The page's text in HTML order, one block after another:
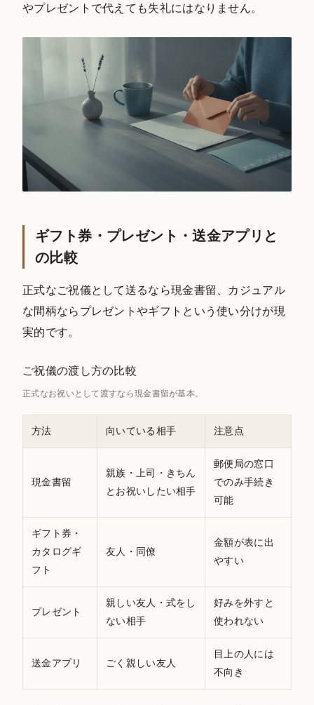
やプレゼントで代えても失礼にはなりません。
ギフト券・プレゼント・送金アプリと
の比較
正式なご祝儀として送るなら現金書留、カジュアル
な間柄ならプレゼントやギフトという使い分けが現
実的です。
ご祝儀の渡し方の比較
正式なお祝いとして渡すなら現金書留が基本。
方法 向いている相手 注意点
現金書留
親族・上司・きちん
とお祝いしたい相手
郵便局の窓口
でのみ手続き
可能
ギフト券・
カタログギ
フト
友人・同僚
金額が表に出
やすい
プレゼント
親しい友人・式をし
ない相手
好みを外すと
使われない
送金アプリ ごく親しい友人
目上の人には
不向き